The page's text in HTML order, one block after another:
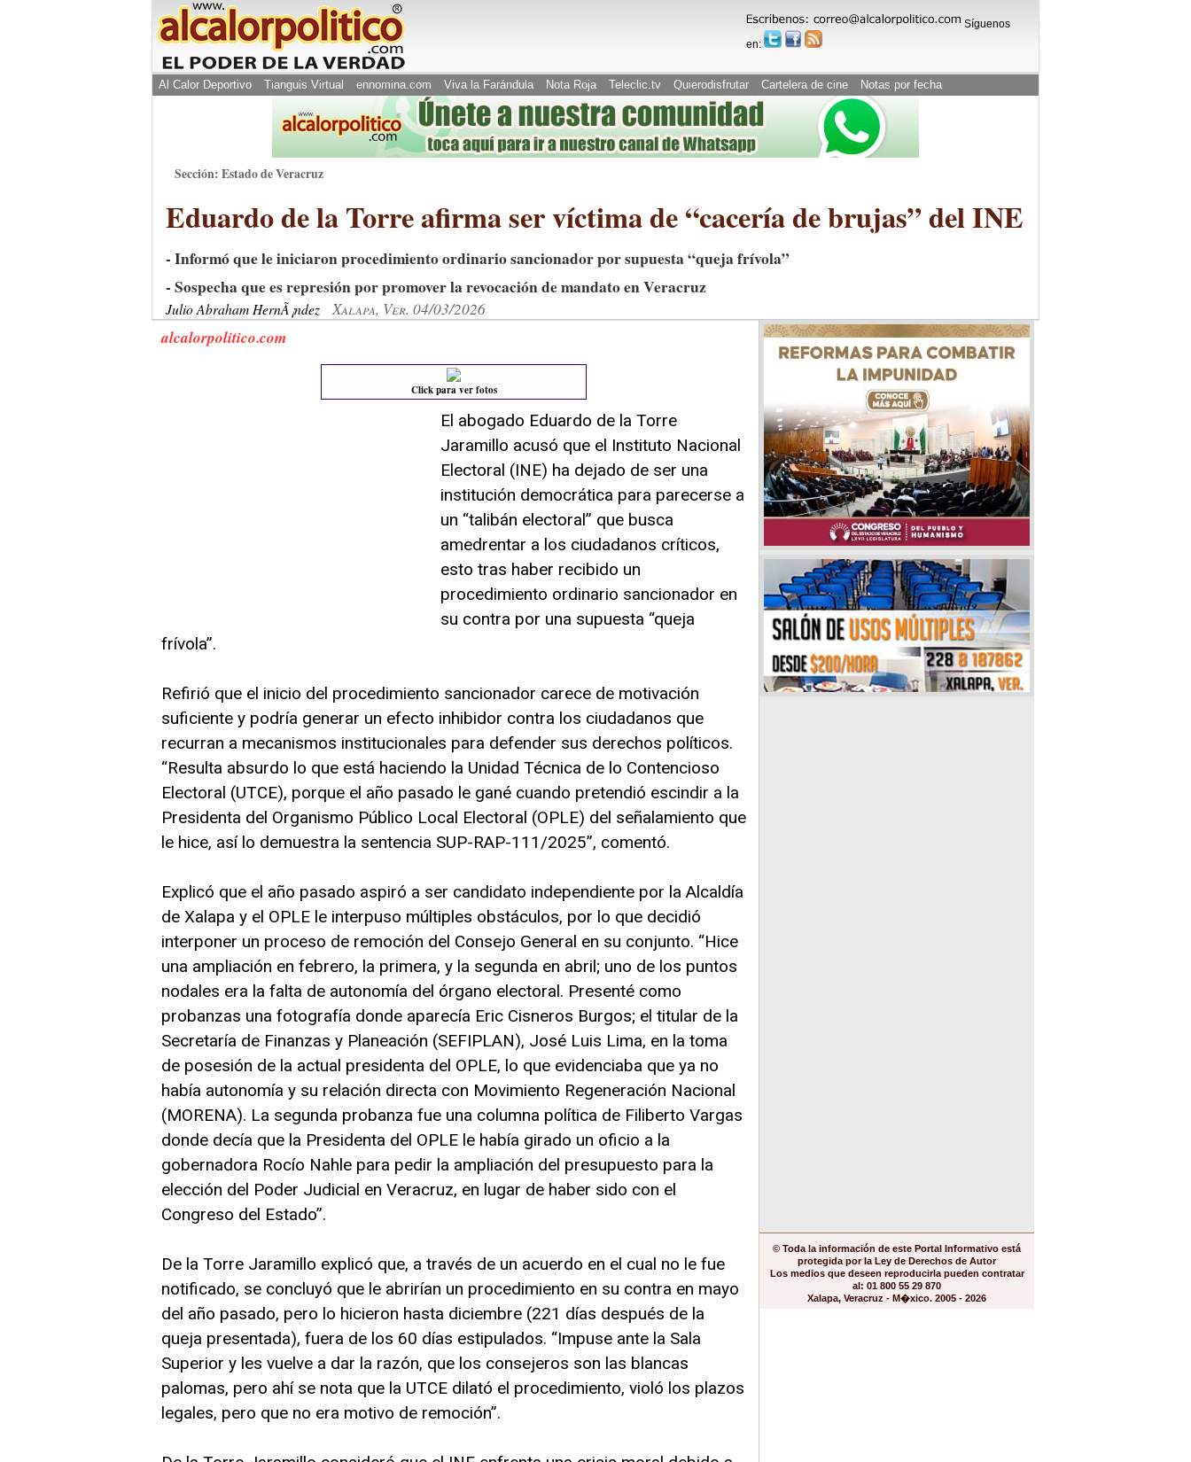
Síguenos
en:
Al Calor Deportivo Tianguis Virtual ennomina.com Viva la Farándula Nota Roja Teleclic.tv Quierodisfrutar Cartelera de cine Notas por fecha
Sección: Estado de Veracruz
Eduardo de la Torre afirma ser víctima de “cacería de brujas” del INE
- Informó que le iniciaron procedimiento ordinario sancionador por supuesta “queja frívola”
- Sospecha que es represión por promover la revocación de mandato en Veracruz
Julio Abraham HernÃ¡ndez Xalapa, Ver. 04/03/2026
alcalorpolitico.com
Click para ver fotos
El abogado Eduardo de la Torre
Jaramillo acusó que el Instituto Nacional
Electoral (INE) ha dejado de ser una
institución democrática para parecerse a
un “talibán electoral” que busca
amedrentar a los ciudadanos críticos,
esto tras haber recibido un
procedimiento ordinario sancionador en
su contra por una supuesta “queja
frívola”.
Refirió que el inicio del procedimiento sancionador carece de motivación
suficiente y podría generar un efecto inhibidor contra los ciudadanos que
recurran a mecanismos institucionales para defender sus derechos políticos.
“Resulta absurdo lo que está haciendo la Unidad Técnica de lo Contencioso
Electoral (UTCE), porque el año pasado le gané cuando pretendió escindir a la
Presidenta del Organismo Público Local Electoral (OPLE) del señalamiento que
le hice, así lo demuestra la sentencia SUP-RAP-111/2025”, comentó.
Explicó que el año pasado aspiró a ser candidato independiente por la Alcaldía
de Xalapa y el OPLE le interpuso múltiples obstáculos, por lo que decidió
interponer un proceso de remoción del Consejo General en su conjunto. “Hice
una ampliación en febrero, la primera, y la segunda en abril; uno de los puntos
nodales era la falta de autonomía del órgano electoral. Presenté como
probanzas una fotografía donde aparecía Eric Cisneros Burgos; el titular de la
Secretaría de Finanzas y Planeación (SEFIPLAN), José Luis Lima, en la toma
de posesión de la actual presidenta del OPLE, lo que evidenciaba que ya no
había autonomía y su relación directa con Movimiento Regeneración Nacional
(MORENA). La segunda probanza fue una columna política de Filiberto Vargas
donde decía que la Presidenta del OPLE le había girado un oficio a la
gobernadora Rocío Nahle para pedir la ampliación del presupuesto para la
elección del Poder Judicial en Veracruz, en lugar de haber sido con el
Congreso del Estado”.
De la Torre Jaramillo explicó que, a través de un acuerdo en el cual no le fue
notificado, se concluyó que le abrirían un procedimiento en su contra en mayo
del año pasado, pero lo hicieron hasta diciembre (221 días después de la
queja presentada), fuera de los 60 días estipulados. “Impuse ante la Sala
Superior y les vuelve a dar la razón, que los consejeros son las blancas
palomas, pero ahí se nota que la UTCE dilató el procedimiento, violó los plazos
legales, pero que no era motivo de remoción”.
© Toda la información de este Portal Informativo está
protegida por la Ley de Derechos de Autor
Los medios que deseen reproducirla pueden contratar
al: 01 800 55 29 870
Xalapa, Veracruz - M�xico. 2005 - 2026